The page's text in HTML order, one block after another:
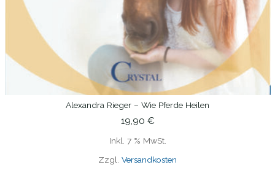
IN DEN WARENKORB
Alexandra Rieger – Wie Pferde Heilen
19,90 €
Inkl. 7 % MwSt.
Zzgl. Versandkosten